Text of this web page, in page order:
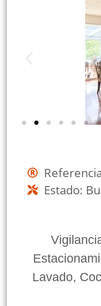
Estado:
Lavado,